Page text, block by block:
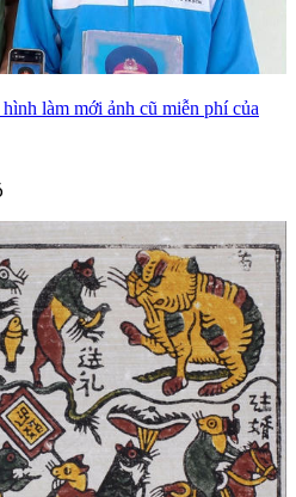
làm mới ảnh cũ miễn phí của